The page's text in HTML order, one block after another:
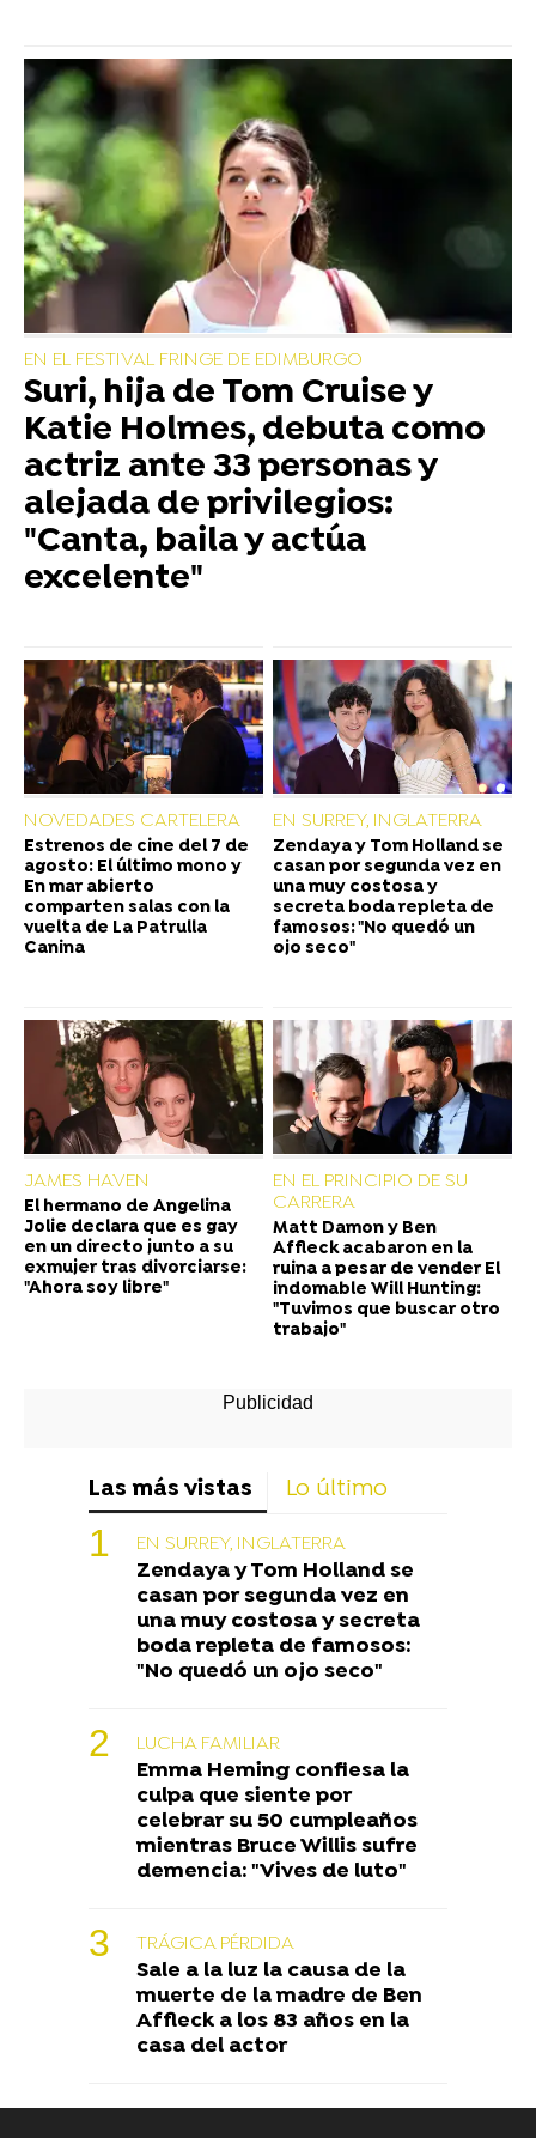
EN EL FESTIVAL FRINGE DE EDIMBURGO
Suri, hija de Tom Cruise y
Katie Holmes, debuta como
actriz ante 33 personas y
alejada de privilegios:
"Canta, baila y actúa
excelente"
NOVEDADES CARTELERA
Estrenos de cine del 7 de
agosto: El último mono y
En mar abierto
comparten salas con la
vuelta de La Patrulla
Canina
EN SURREY, INGLATERRA
Zendaya y Tom Holland se
casan por segunda vez en
una muy costosa y
secreta boda repleta de
famosos: "No quedó un
ojo seco"
JAMES HAVEN
El hermano de Angelina
Jolie declara que es gay
en un directo junto a su
exmujer tras divorciarse:
"Ahora soy libre"
EN EL PRINCIPIO DE SU
CARRERA
Matt Damon y Ben
Affleck acabaron en la
ruina a pesar de vender El
indomable Will Hunting:
"Tuvimos que buscar otro
trabajo"
Las más vistas Lo último
EN SURREY, INGLATERRA
Zendaya y Tom Holland se
casan por segunda vez en
una muy costosa y secreta
boda repleta de famosos:
"No quedó un ojo seco"
LUCHA FAMILIAR
Emma Heming confiesa la
culpa que siente por
celebrar su 50 cumpleaños
mientras Bruce Willis sufre
demencia: "Vives de luto"
TRÁGICA PÉRDIDA
Sale a la luz la causa de la
muerte de la madre de Ben
Affleck a los 83 años en la
casa del actor